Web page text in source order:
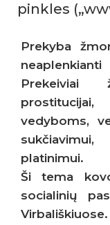
pinkles
Prekyba
Prekeiviai
vedyboms,
platinimui.
Ši tema
socialinių